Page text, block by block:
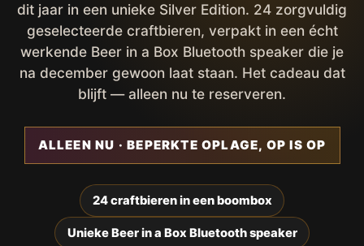
dit jaar in een unieke Silver Edition. 24 zorgvuldig
geselecteerde craftbieren, verpakt in een écht
werkende Beer in a Box Bluetooth speaker die je
na december gewoon laat staan. Het cadeau dat
blijft — alleen nu te reserveren.
ALLEEN NU · BEPERKTE OPLAGE, OP IS OP
24 craftbieren in een boombox
Unieke Beer in a Box Bluetooth speaker